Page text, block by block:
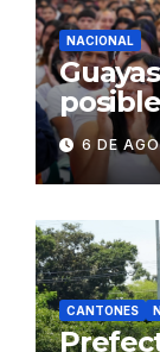
NACIONAL
2.500
6 DE
CANTONES